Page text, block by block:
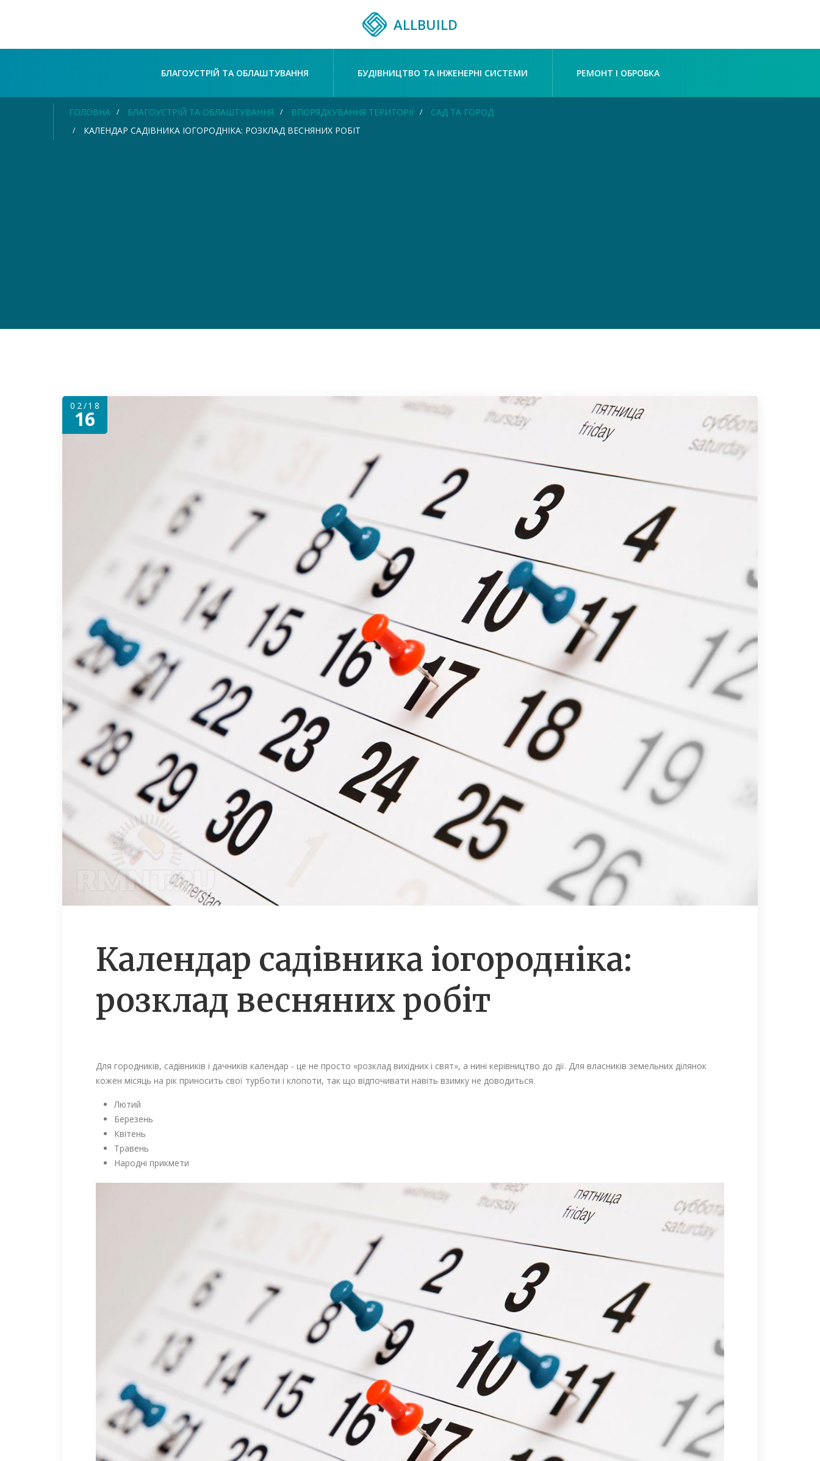
ALLBUILD
БЛАГОУСТРІЙ ТА ОБЛАШТУВАННЯ БУДІВНИЦТВО ТА ІНЖЕНЕРНІ СИСТЕМИ РЕМОНТ І ОБРОБКА
ГОЛОВНА БЛАГОУСТРІЙ ТА ОБЛАШТУВАННЯ ВПОРЯДКУВАННЯ ТЕРИТОРІЇ
САД ТА ГОРОД
КАЛЕНДАР САДІВНИКА ІОГОРОДНІКА: РОЗКЛАД ВЕСНЯНИХ РОБІТ
02/18
16
Календар садівника іогородніка:
розклад весняних робіт
Для городників, садівників і дачників календар - це не просто «розклад вихідних і свят», а нині керівництво до дії. Для власників земельних ділянок
кожен місяць на рік приносить свої турботи і клопоти, так що відпочивати навіть взимку не доводиться.
Лютий
Березень
Квітень
Травень
Народні прикмети